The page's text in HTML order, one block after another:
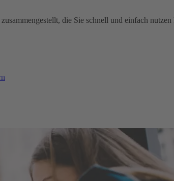
die Sie schnell und einfach nutzen